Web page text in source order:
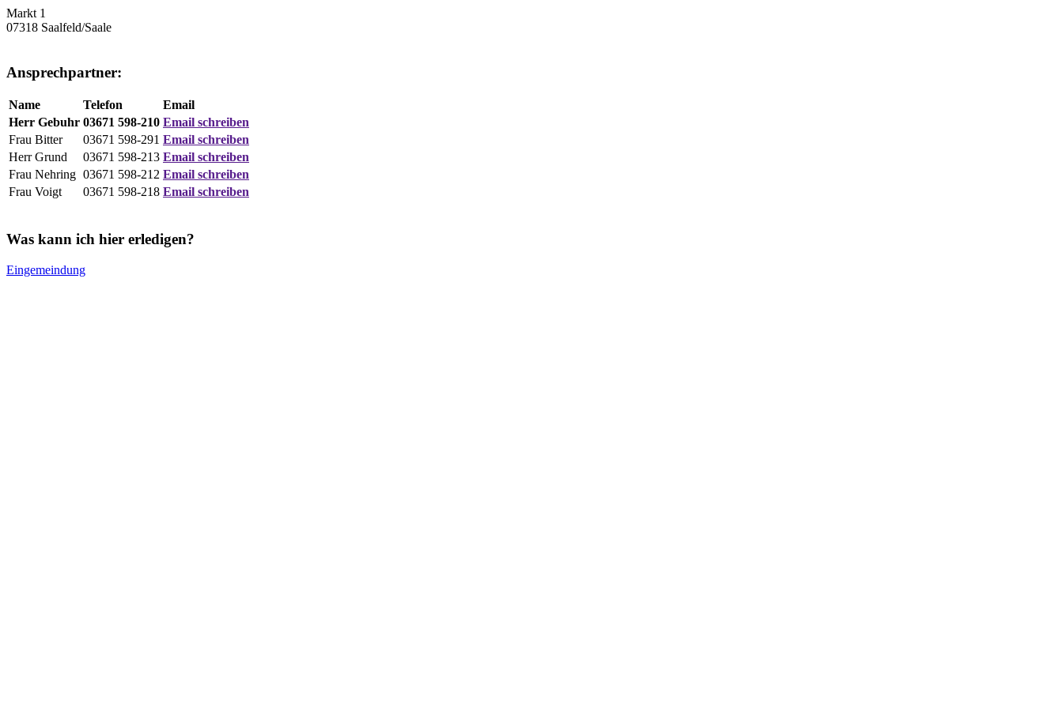
Markt 1
07318 Saalfeld/Saale
Ansprechpartner:
Name Telefon
Email
Herr Gebuhr 03671 598-210 Email schreiben
Frau Bitter
03671 598-291 Email schreiben
Herr Grund
03671 598-213 Email schreiben
Frau Nehring 03671 598-212 Email schreiben
Frau Voigt
03671 598-218 Email schreiben
Was kann ich hier erledigen?
Eingemeindung